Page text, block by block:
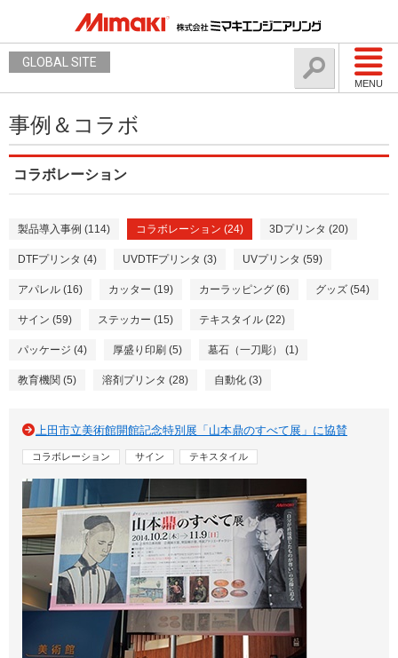
MENU
GLOBAL SITE
事例＆コラボ
コラボレーション
製品導入事例 (114) コラボレーション (24) 3Dプリンタ (20)
DTFプリンタ (4) UVDTFプリンタ (3) UVプリンタ (59)
アパレル (16) カッター (19) カーラッピング (6) グッズ (54)
サイン (59) ステッカー (15) テキスタイル (22)
パッケージ (4) 厚盛り印刷 (5) 墓石（一刀彫） (1)
教育機関 (5) 溶剤プリンタ (28) 自動化 (3)
上田市立美術館開館記念特別展「山本鼎のすべて展」に協賛
コラボレーション サイン テキスタイル